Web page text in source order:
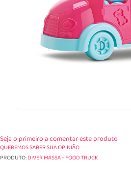
Seja o primeiro a comentar este produto
QUEREMOS SABER SUA OPINIÃO
PRODUTO:DIVER MASSA - FOOD TRUCK